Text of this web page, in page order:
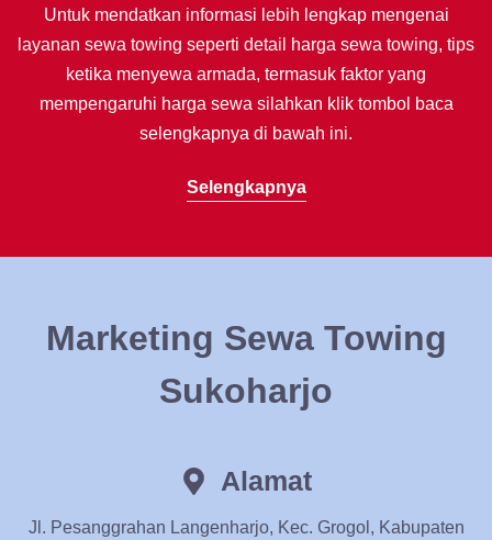
Untuk mendatkan informasi lebih lengkap mengenai
layanan sewa towing seperti detail harga sewa towing, tips
ketika menyewa armada, termasuk faktor yang
mempengaruhi harga sewa silahkan klik tombol baca
selengkapnya di bawah ini.
Selengkapnya
Marketing Sewa Towing
Sukoharjo
Alamat
Jl. Pesanggrahan Langenharjo, Kec. Grogol, Kabupaten